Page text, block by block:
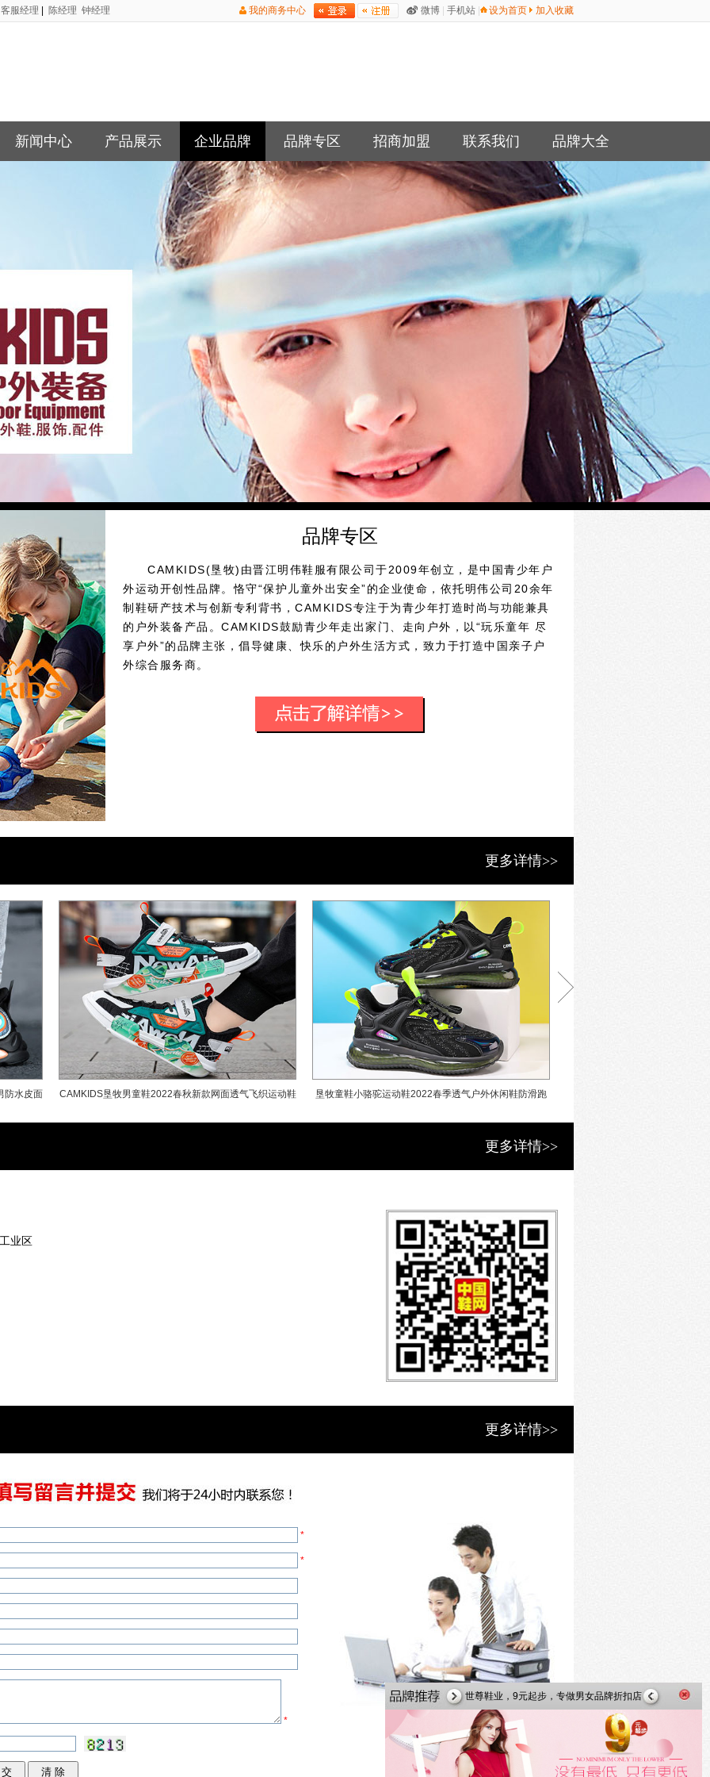
设为首页 加入收藏
手机站
微博
我的商务中心
服经理 陈经理 钟经理
新闻中心 产品展示 企业品牌 品牌专区 招商加盟 联系我们 品牌大全
品牌专区
CAMKIDS(垦牧)由晋江明伟鞋服有限公司于2009年创立，是中国青少年户
外运动开创性品牌。恪守“保护儿童外出安全”的企业使命，依托明伟公司20余年
制鞋研产技术与创新专利背书，CAMKIDS专注于为青少年打造时尚与功能兼具
的户外装备产品。CAMKIDS鼓励青少年走出家门、走向户外，以“玩乐童年 尽
享户外”的品牌主张，倡导健康、快乐的户外生活方式，致力于打造中国亲子户
外综合服务商。
品牌创立之初，CAMKIDS启用骆驼图形标，辅以美国旗帜元素圆形外圈，
被市场及行业统称为“小骆驼”。产品覆盖登山鞋、徒步鞋、溯溪鞋、防水鞋、矫
名CAM的中文音译，以Camp Above Mountain作为品牌诠释，寓意山巅上的
标” 双品牌战略，同时涵盖青少年时尚户外与时尚运动两大市场，满足品牌发展
的战略纵深需求。同时，CAMKIDS通过连续多年参与北京ISPO户外展、南京亚
洲户外展、晋江鞋博会等专业展会，与电影漫画巨头美国漫威跨界合作，赛事赞
助等形式，加大加强对青少年户外产业链的布局与资源整合。
发展至今，CAMKIDS自主研发拥有防滑科技、防水透气科技、矫姿保健科
技、新型鞋带科技等国家专利，通过技术的研发与优质面料的应用，在防水、保
暖、速干、户外抓地力等方面赋予了CAMKIDS产品更全面的性能，更具专业性
与舒适度。多年来先后斩获中国童鞋十大品牌、2011年度中国市场童鞋品牌15
强、第七届/第九届亚洲品牌500强、中国青少年户外运动装备最具竞争力领军品
牌、中国鞋业最具影响力品牌等，连续多年超越国内外同品类品牌，产品销售位
居前列，推动中国青少年户外运动的发展。
更多详情>>
水皮面 CAMKIDS垦牧男童鞋2022春秋新款网面透气飞织运动鞋
中大童跑步鞋
垦牧童鞋小骆驼运动鞋2022春季透气户外休闲鞋防滑跑
步鞋
更多详情>>
业区
更多详情>>
*
*
*
哈森时尚女鞋，火热招商中